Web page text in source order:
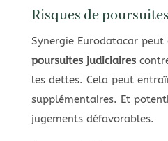
Risques de
Synergie Eurodatacar peut
poursuites judiciaires
les dettes. Cela peut
supplémentaires. Et
jugements défavorables.